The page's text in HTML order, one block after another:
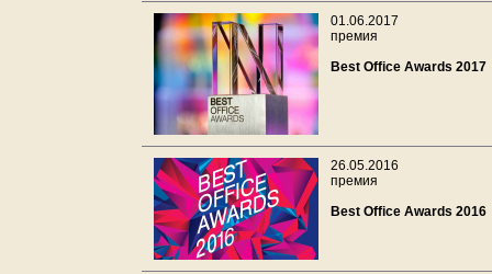
01.06.2017
премия
Best Office Awards 2017
26.05.2016
премия
Best Office Awards 2016